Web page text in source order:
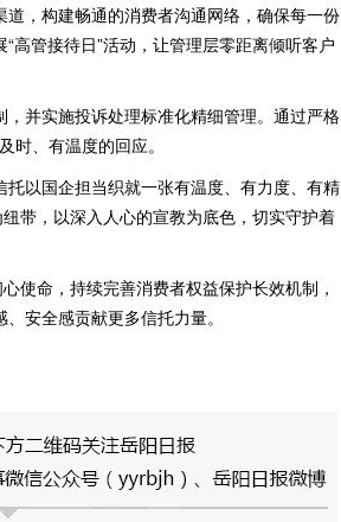
，构建畅通的消费者沟通网络，确保每一份
高管接待日”活动，让管理层零距离倾听客户
并实施投诉处理标准化精细管理。通过严格
时、有温度的回应。
以国企担当织就一张有温度、有力度、有精
带，以深入人心的宣教为底色，切实守护着
使命，持续完善消费者权益保护长效机制，
安全感贡献更多信托力量。